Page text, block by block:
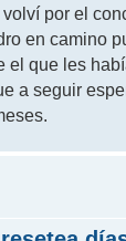
por el
en camino
el que les
a seguir